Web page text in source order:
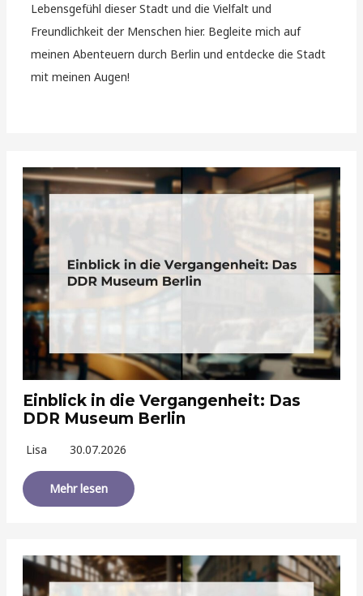
Lebensgefühl dieser Stadt und die Vielfalt und
Freundlichkeit der Menschen hier. Begleite mich auf
meinen Abenteuern durch Berlin und entdecke die Stadt
mit meinen Augen!
Einblick in die Vergangenheit: Das
DDR Museum Berlin
Lisa 30.07.2026
Mehr lesen